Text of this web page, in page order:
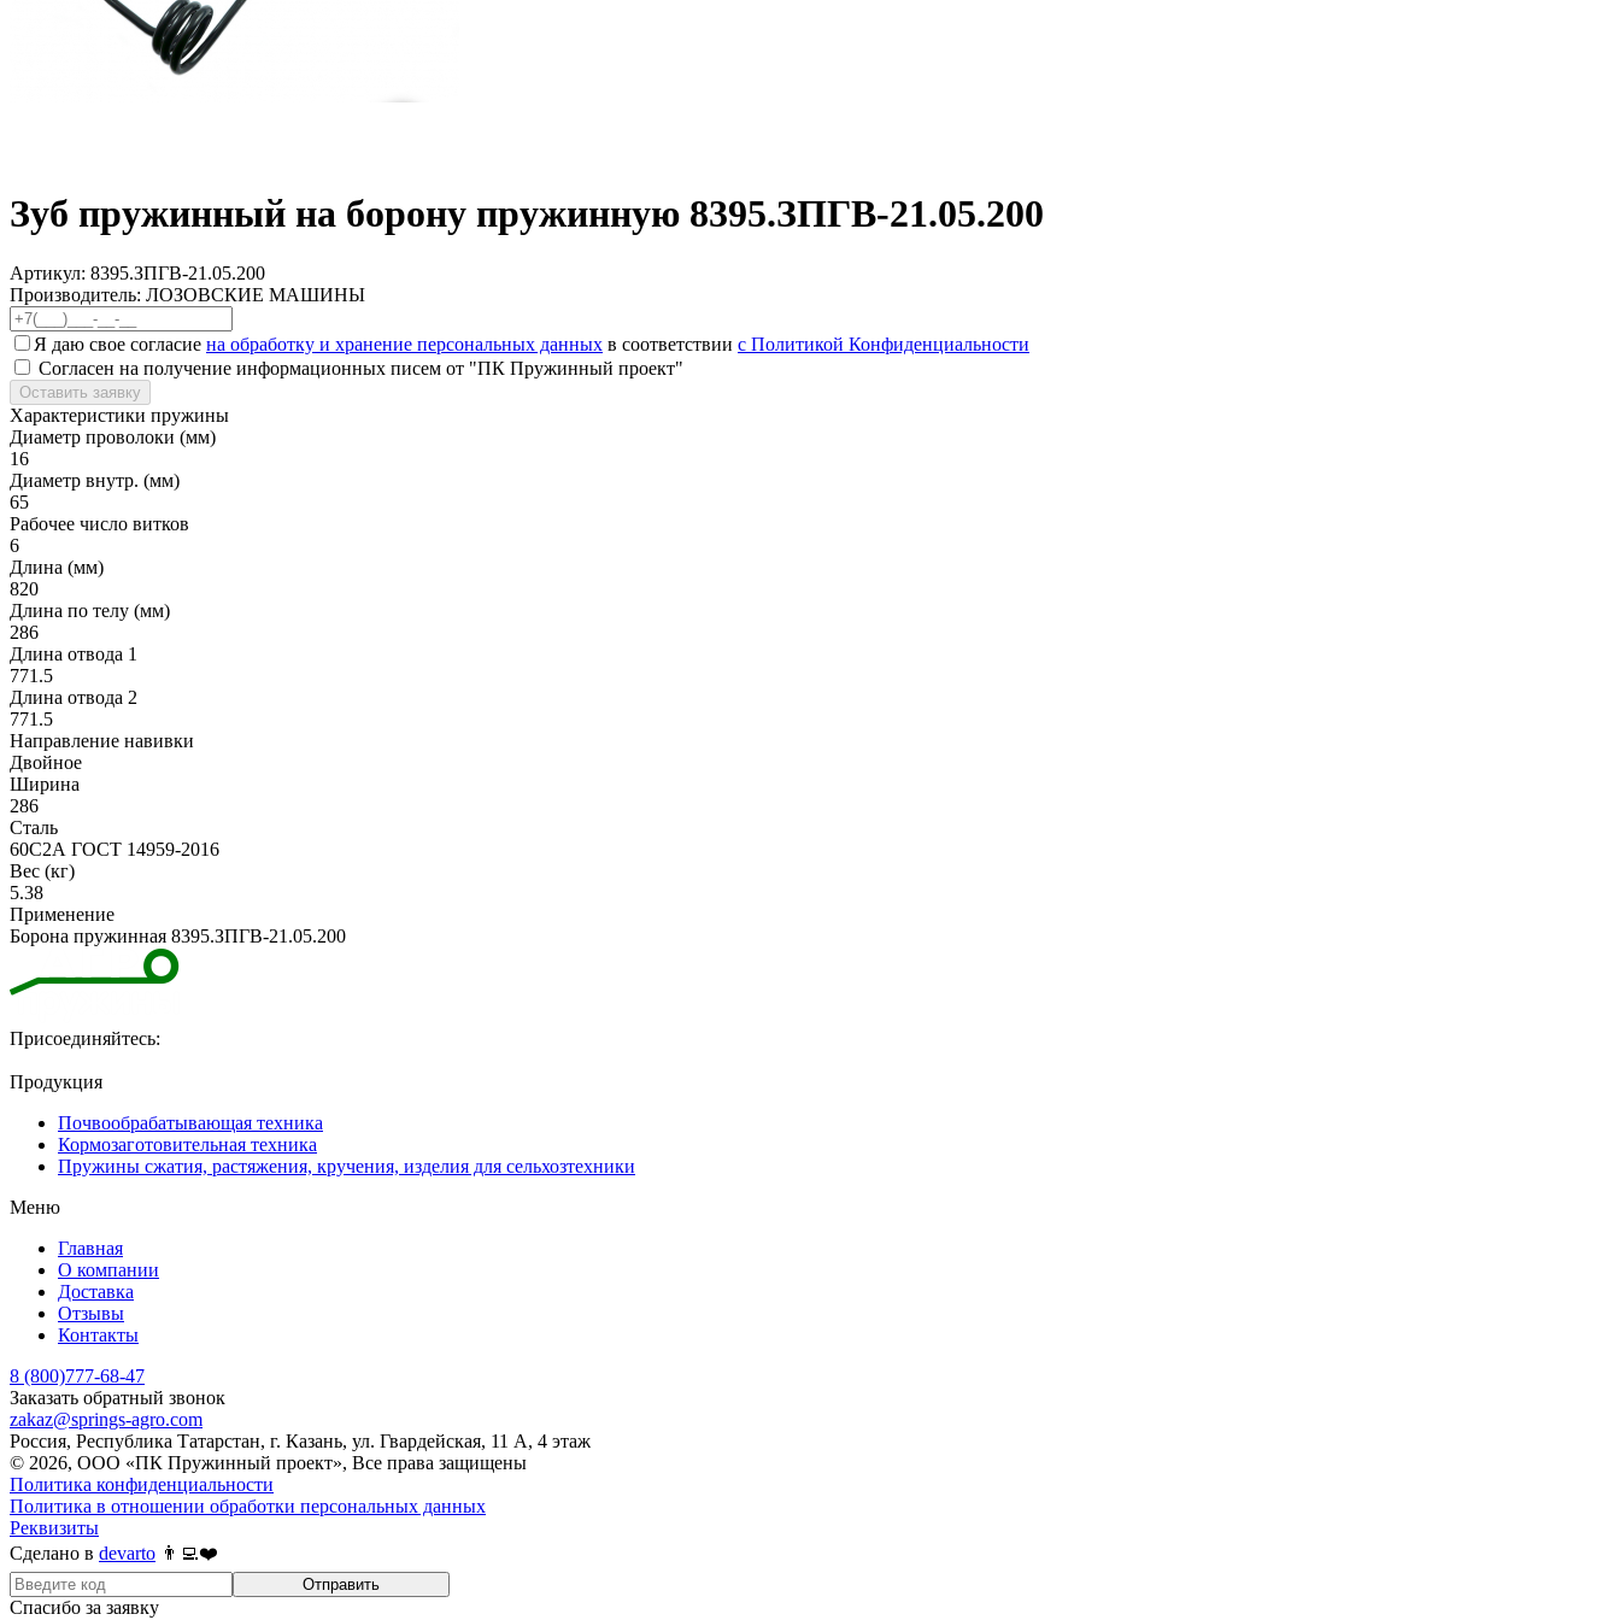
Зуб пружинный на борону пружинную 8395.ЗПГВ-21.05.200
Артикул: 8395.ЗПГВ-21.05.200
Производитель: ЛОЗОВСКИЕ МАШИНЫ
Я даю свое согласие на обработку и хранение персональных данных в соответствии с Политикой Конфиденциальности
Согласен на получение информационных писем от "ПК Пружинный проект"
Оставить заявку
Характеристики пружины
Диаметр проволоки (мм)
16
Диаметр внутр. (мм)
65
Рабочее число витков
6
Длина (мм)
820
Длина по телу (мм)
286
Длина отвода 1
771.5
Длина отвода 2
771.5
Направление навивки
Двойное
Ширина
286
Сталь
60С2А ГОСТ 14959-2016
Вес (кг)
5.38
Применение
Борона пружинная 8395.ЗПГВ-21.05.200
Присоединяйтесь:
Продукция
Почвообрабатывающая техника
Кормозаготовительная техника
Пружины сжатия, растяжения, кручения, изделия для сельхозтехники
Меню
Главная
О компании
Доставка
Отзывы
Контакты
8 (800)777-68-47
Заказать обратный звонок
zakaz@springs-agro.com
Россия, Республика Татарстан, г. Казань, ул. Гвардейская, 11 А, 4 этаж
© 2026, ООО «ПК Пружинный проект», Все права защищены
Политика конфиденциальности
Политика в отношении обработки персональных данных
Реквизиты
Сделано в devarto 👨‍💻❤️
Отправить
Спасибо за заявку